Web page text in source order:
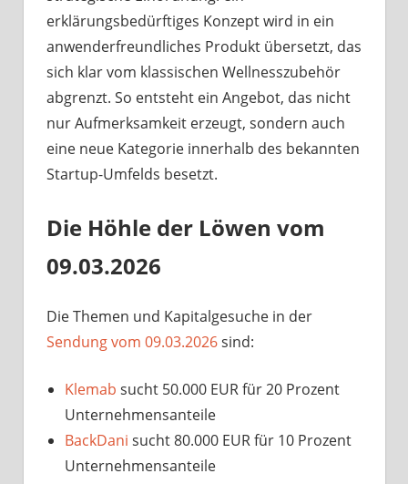
erklärungsbedürftiges Konzept wird in ein
anwenderfreundliches Produkt übersetzt, das
sich klar vom klassischen Wellnesszubehör
abgrenzt. So entsteht ein Angebot, das nicht
nur Aufmerksamkeit erzeugt, sondern auch
eine neue Kategorie innerhalb des bekannten
Startup-Umfelds besetzt.
Die Höhle der Löwen vom
09.03.2026
Die Themen und Kapitalgesuche in der
Sendung vom 09.03.2026sind:
Klemab sucht 50.000 EUR für 20 Prozent
Unternehmensanteile
BackDani sucht 80.000 EUR für 10 Prozent
Unternehmensanteile